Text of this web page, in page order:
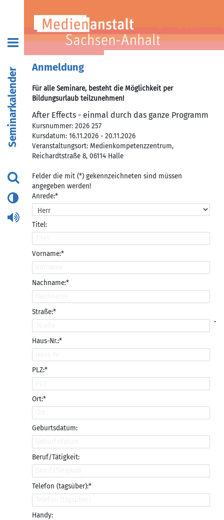
Seminarkalender
Anmeldung
Für alle Seminare, besteht die Möglichkeit per
Bildungsurlaub teilzunehmen!
After Effects - einmal durch das ganze Programm
Kursnummer: 2026 257
Kursdatum: 16.11.2026 - 20.11.2026
Veranstaltungsort: Medienkompetenzzentrum,
Reichardtstraße 8, 06114 Halle
Felder die mit (*) gekennzeichneten sind müssen
angegeben werden!
Anrede:*
Titel:
Vorname:*
Nachname:*
Straße:*
Haus-Nr.:*
PLZ:*
Ort:*
Geburtsdatum:
Beruf/Tätigkeit:
Telefon (tagsüber):*
Handy: